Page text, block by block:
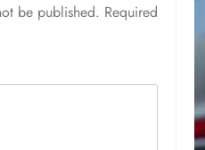
be published. Required